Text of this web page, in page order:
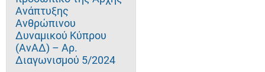
Ανάπτυξης
Ανθρώπινου
Δυναμικού Κύπρου
(ΑνΑΔ) – Αρ.
Διαγωνισμού 5/2024